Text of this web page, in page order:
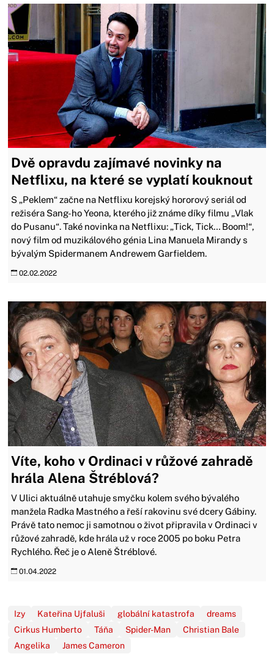
Dvě opravdu zajímavé novinky na
Netflixu, na které se vyplatí kouknout
S „Peklem“ začne na Netflixu korejský hororový seriál od
režiséra Sang-ho Yeona, kterého již známe díky filmu „Vlak
do Pusanu“. Také novinka na Netflixu: „Tick, Tick… Boom!“,
nový film od muzikálového génia Lina Manuela Mirandy s
bývalým Spidermanem Andrewem Garfieldem.
02.02.2022
Víte, koho v Ordinaci v růžové zahradě
hrála Alena Štréblová?
V Ulici aktuálně utahuje smyčku kolem svého bývalého
manžela Radka Mastného a řeší rakovinu své dcery Gábiny.
Právě tato nemoc ji samotnou o život připravila v Ordinaci v
růžové zahradě, kde hrála už v roce 2005 po boku Petra
Rychlého. Řeč je o Aleně Štréblové.
01.04.2022
Izy Kateřina Ujfaluši globální katastrofa
dreams
Cirkus Humberto
Táňa Spider-Man
Christian Bale
Angelika
James Cameron